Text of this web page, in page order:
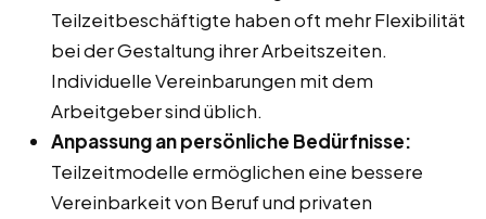
Teilzeitbeschäftigte haben oft mehr Flexibilität
bei der Gestaltung ihrer Arbeitszeiten.
Individuelle Vereinbarungen mit dem
Arbeitgeber sind üblich.
Anpassung an persönliche Bedürfnisse:
Teilzeitmodelle ermöglichen eine bessere
Vereinbarkeit von Beruf und privaten